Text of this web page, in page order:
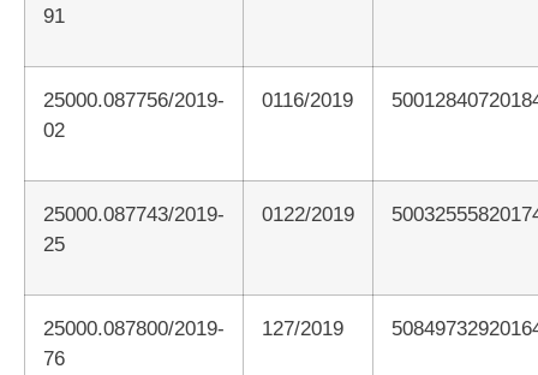
91
25000.087756/2019-
02
0116/2019
25000.087743/2019-
25
0122/2019
25000.087800/2019-
76
127/2019